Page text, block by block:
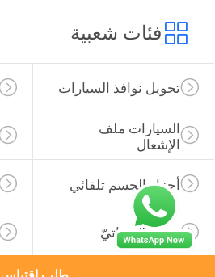
فئات شعبية
تحويل نوافذ السيارات
السيارات ملف
الإشعال
أجزاء الجسم تلقائي
Oil Filter ذاتيّ